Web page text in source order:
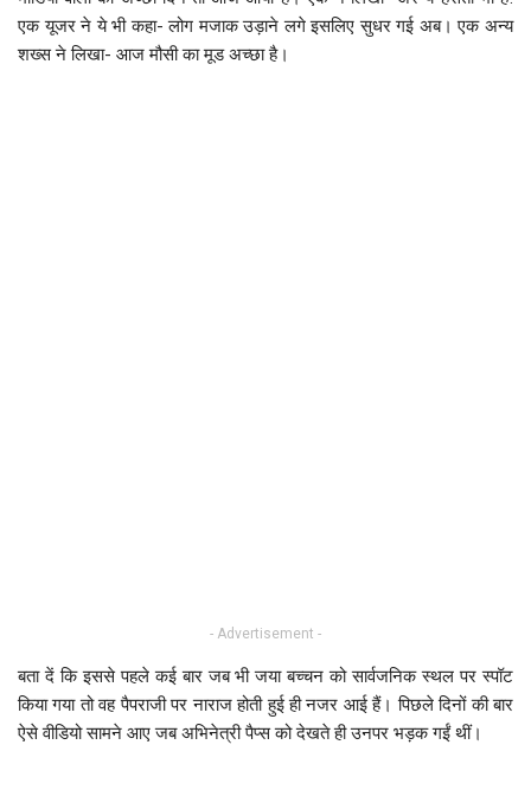
एक यूजर ने ये भी कहा- लोग मजाक उड़ाने लगे इसलिए सुधर गई अब। एक अन्य
शख्स ने लिखा- आज मौसी का मूड अच्छा है।
- Advertisement -
बता दें कि इससे पहले कई बार जब भी जया बच्चन को सार्वजनिक स्थल पर स्पॉट
किया गया तो वह पैपराजी पर नाराज होती हुई ही नजर आई हैं। पिछले दिनों की बार
ऐसे वीडियो सामने आए जब अभिनेत्री पैप्स को देखते ही उनपर भड़क गईं थीं।